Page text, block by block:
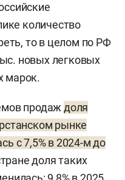
количество
то в целом по РФ
новых легковых
марок.
продаж доля
рынке
с 7,5% в 2024-м до
доля таких